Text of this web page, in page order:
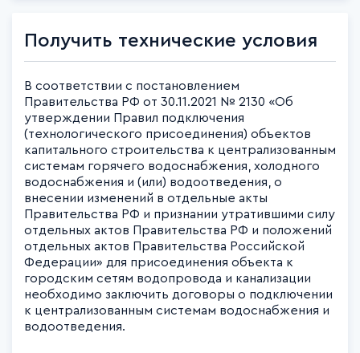
Получить технические условия
В соответствии с постановлением
Правительства РФ от 30.11.2021 № 2130 «Об
утверждении Правил подключения
(технологического присоединения) объектов
капитального строительства к централизованным
системам горячего водоснабжения, холодного
водоснабжения и (или) водоотведения, о
внесении изменений в отдельные акты
Правительства РФ и признании утратившими силу
отдельных актов Правительства РФ и положений
отдельных актов Правительства Российской
Федерации» для присоединения объекта к
городским сетям водопровода и канализации
необходимо заключить договоры о подключении
к централизованным системам водоснабжения и
водоотведения.